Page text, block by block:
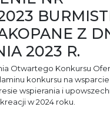
Z
2023 R.
Otwartego Konkursu
konkursu na
wspierania i
w 2024 roku.